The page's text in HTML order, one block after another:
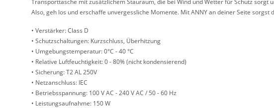
Transporttasche mit zusätzlichem Stauraum, die bei Wind und Wetter für Schutz
Also, geh los und erschaffe unvergessliche Momente. Mit ANNY an deiner Seite
• Verstärker: Class D
• Schutzschaltungen: Kurzschluss, Überhitzung
• Umgebungstemperatur: 0°C - 40 °C
• Relative Luftfeuchtigkeit: 0 - 80% (nicht kondensierend)
• Sicherung: T2 AL 250V
• Netzanschluss: IEC
• Betriebsspannung: 100 V AC - 240 V AC / 50 - 60 Hz
• Leistungsaufnahme: 150 W